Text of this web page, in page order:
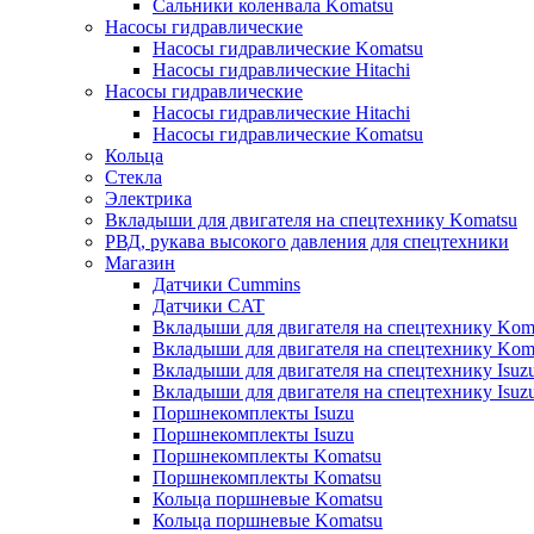
Сальники коленвала Komatsu
Насосы гидравлические
Насосы гидравлические Komatsu
Насосы гидравлические Hitachi
Насосы гидравлические
Насосы гидравлические Hitachi
Насосы гидравлические Komatsu
Кольца
Стекла
Электрика
Вкладыши для двигателя на спецтехнику Komatsu
РВД, рукава высокого давления для спецтехники
Магазин
Датчики Cummins
Датчики CAT
Вкладыши для двигателя на спецтехнику
Вкладыши для двигателя на спецтехнику
Вкладыши для двигателя на спецтехнику
Вкладыши для двигателя на спецтехнику
Поршнекомплекты Isuzu
Поршнекомплекты Isuzu
Поршнекомплекты Komatsu
Поршнекомплекты Komatsu
Кольца поршневые Komatsu
Кольца поршневые Komatsu